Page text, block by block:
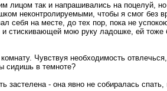
лицом так и напрашивались на поцелуй,
неконтролируемыми, чтобы я смог без
себя на месте, до тех пор, пока не
стискивающей мою руку ладошке, ей тоже
Чувствуя необходимость
сидишь в темноте?
застелена - она явно не собиралась